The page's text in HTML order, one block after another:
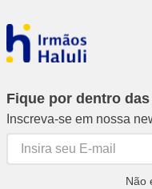
Fique por dentro
Inscreva-se em nossa
Não